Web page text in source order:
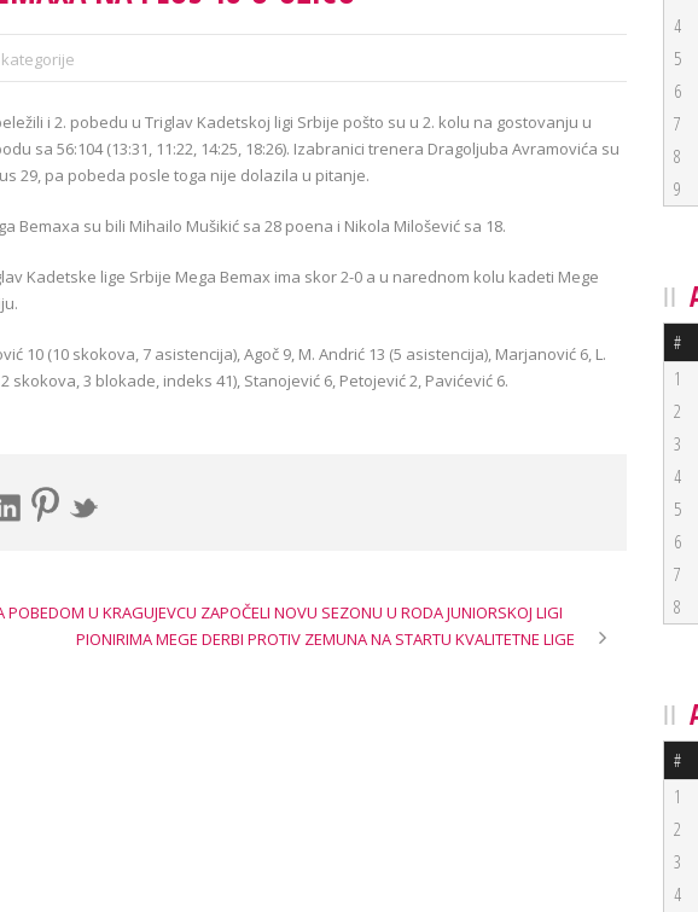
i 2. pobedu u Triglav Kadetskoj ligi Srbije pošto su u 2. kolu na gostovanju u
sa 56:104 (13:31, 11:22, 14:25, 18:26). Izabranici trenera Dragoljuba Avramovića su
29, pa pobeda posle toga nije dolazila u pitanje.
Bemaxa su bili Mihailo Mušikić sa 28 poena i Nikola Milošević sa 18.
Kadetske lige Srbije Mega Bemax ima skor 2-0 a u narednom kolu kadeti Mege
10 (10 skokova, 7 asistencija), Agoč 9, M. Andrić 13 (5 asistencija), Marjanović 6, L.
skokova, 3 blokade, indeks 41), Stanojević 6, Petojević 2, Pavićević 6.
POBEDOM U KRAGUJEVCU ZAPOČELI NOVU SEZONU U RODA JUNIORSKOJ LIGI
PIONIRIMA MEGE DERBI PROTIV ZEMUNA NA STARTU KVALITETNE LIGE
4
5
6
7
8
9
#
1
2
3
4
5
6
7
8
#
1
2
3
4